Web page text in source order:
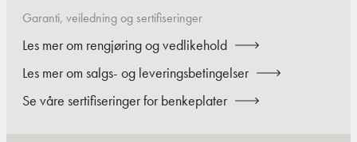
Garanti, veiledning og sertifiseringer
Les mer om rengjøring og vedlikehold
Les mer om salgs- og leveringsbetingelser
Se våre sertifiseringer for benkeplater